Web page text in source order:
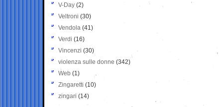
V-Day (2)
Veltroni (30)
Vendola (41)
Verdi (16)
Vincenzi (30)
violenza sulle donne (342)
Web (1)
Zingaretti (10)
zingari (14)